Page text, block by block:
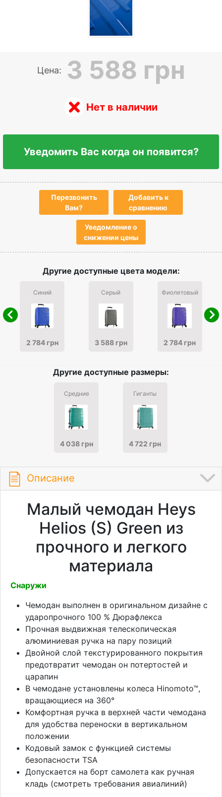
Цена: 3 588 грн
Нет в наличии
Уведомить Вас когда он появится?
Перезвонить
Вам?
Добавить к
сравнению
Уведомление о
снижении цены
Другие доступные цвета модели:
Синий
2 784 грн
Серый
3 588 грн
Фиолетовый
2 784 грн
Другие доступные размеры:
Средние
4 038 грн
Гиганты
4 722 грн
Описание
Малый чемодан Heys
Helios (S) Green из
прочного и легкого
материала
Снаружи
Чемодан выполнен в оригинальном дизайне с
ударопрочного 100 % Дюрафлекса
Прочная выдвижная телескопическая
алюминиевая ручка на пару позиций
Двойной слой текстурированного покрытия
предотвратит чемодан он потертостей и
царапин
В чемодане установлены колеса Hinomoto™,
вращающиеся на 360°
Комфортная ручка в верхней части чемодана
для удобства переноски в вертикальном
положении
Кодовый замок с функцией системы
безопасности TSA
Допускается на борт самолета как ручная
кладь (смотреть требования авиалиний)